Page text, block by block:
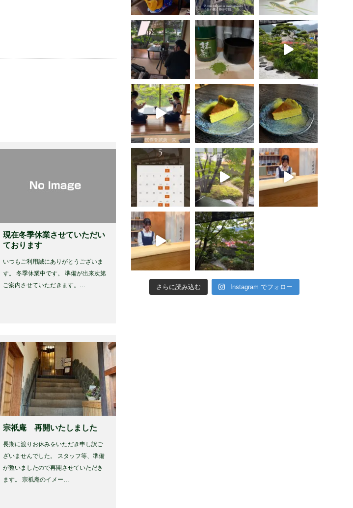
現在冬季休業させていただい
ております
いつもご利用誠にありがとうございま
す。 冬季休業中です。 準備が出来次第
ご案内させていただきます。…
宗祇庵 再開いたしました
長期に渡りお休みをいただき申し訳ご
ざいませんでした。 スタッフ等、準備
が整いましたので再開させていただき
ます。 宗祇庵のイメー…
さらに読み込む Instagram でフォロー